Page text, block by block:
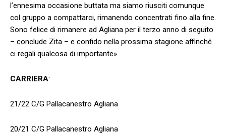
l’ennesima occasione buttata ma siamo riusciti comunque
col gruppo a compattarci, rimanendo concentrati fino alla fine.
Sono felice di rimanere ad Agliana per il terzo anno di seguito
– conclude Zita – e confido nella prossima stagione affinché
ci regali qualcosa di importante».
CARRIERA:
21/22 C/G Pallacanestro Agliana
20/21 C/G Pallacanestro Agliana